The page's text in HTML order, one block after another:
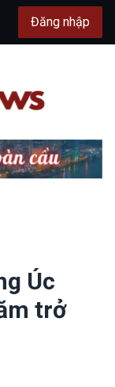
Đăng nhập
Úc
trở